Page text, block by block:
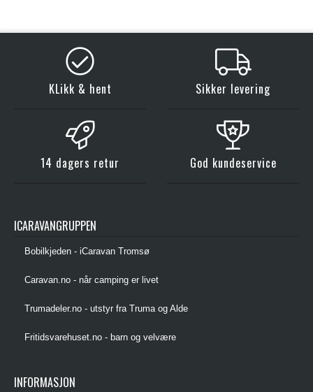
KLikk & hent Sikker levering
14 dagers retur God kundeservice
ICARAVANGRUPPEN
Bobilkjeden - iCaravan Tromsø
Caravan.no - når camping er livet
Trumadeler.no - utstyr fra Truma og Alde
Fritidsvarehuset.no - barn og velvære
INFORMASJON